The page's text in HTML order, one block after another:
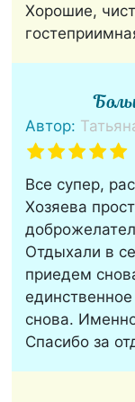
Хорошие,
Автор:
Все супер,
Хозяева
Отдыхали в
приедем
снова.
Спасибо за